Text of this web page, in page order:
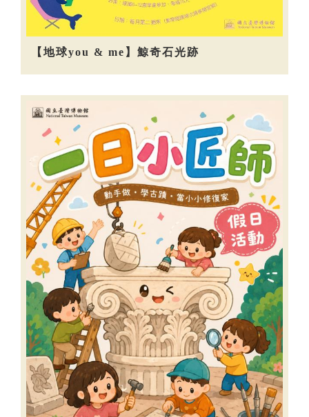
【地球you & me】鯨奇石光跡